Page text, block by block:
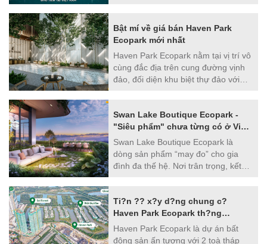
rộng hàng chục nghìn m2 sắp được
triển khai tại khu đô thị Ecopark với
hàng loạt các tiện ích đẳng cấp quốc
tế. Sau khi hoàn thành nơi này chính
là điểm đến hấp dẫn dành cho cư
sắm, ẩm thực cực kì ấn tượng.
Bật mí về giá bán Haven Park
Ecopark mới nhất
Haven Park Ecopark nằm tại vị trí vô
cùng đắc địa trên cung đường vịnh
đảo, đối diện khu biệt thự đảo với
cảnh quan hoàn hảo của công viên
cây xanh cùng những tiện ích hiện
đại của cả thành phố xanh Ecopark.
Do đó giá bán Haven Park Ecopark
luôn là vấn đề được nhiều người
giá bán mới nhất của Haven Park
Ecopark để quý khách hàng cùng
Swan Lake Boutique Ecopark -
"Siêu phẩm" chưa từng có ở Việt
Nam
Swan Lake Boutique Ecopark là
dòng sản phẩm “may đo” cho gia
đình đa thế hệ. Nơi trân trọng, kết
trong gia đình.
Ti?n ?? x?y d?ng chung c?
Haven Park Ecopark th?ng
11/2021
Haven Park Ecopark là dự án bất
động sản ấn tượng với 2 toà tháp